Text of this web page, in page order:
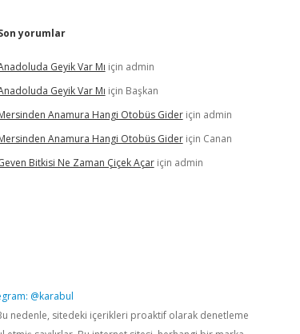
yorumlar
Geyik Var Mı için admin
Geyik Var Mı için Başkan
Anamura Hangi Otobüs Gideriçin admin
Anamura Hangi Otobüs Gideriçin Canan
Bitkisi Ne Zaman Çiçek Açariçin admin
@karabul
nedenle, sitedeki içerikleri proaktif olarak denetleme